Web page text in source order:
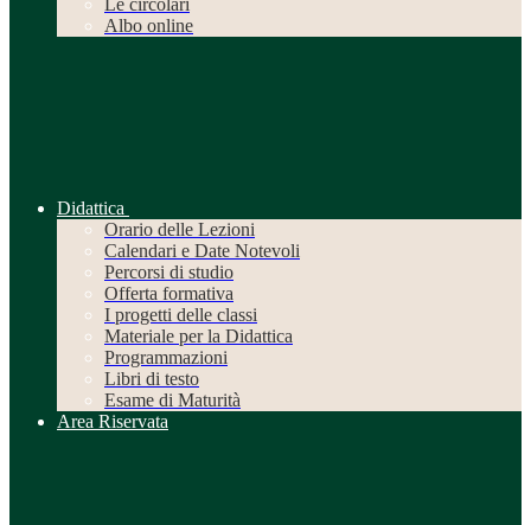
Le circolari
Albo online
Didattica
Orario delle Lezioni
Calendari e Date Notevoli
Percorsi di studio
Offerta formativa
I progetti delle classi
Materiale per la Didattica
Programmazioni
Libri di testo
Esame di Maturità
Area Riservata